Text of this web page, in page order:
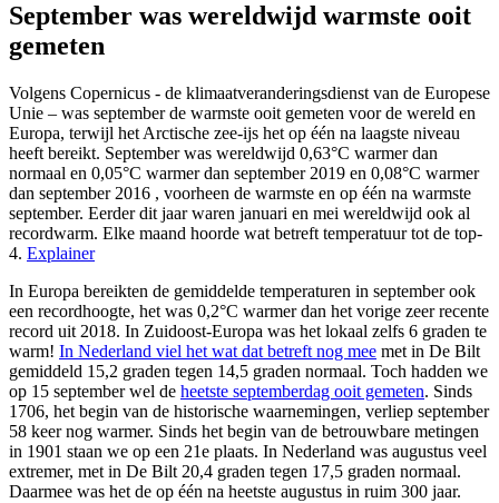
September was wereldwijd warmste ooit
gemeten
Volgens Copernicus - de klimaatveranderingsdienst van de Europese
Unie – was september de warmste ooit gemeten voor de wereld en
Europa, terwijl het Arctische zee-ijs het op één na laagste niveau
heeft bereikt. September was wereldwijd 0,63°C warmer dan
normaal en 0,05°C warmer dan september 2019 en 0,08°C warmer
dan september 2016 , voorheen de warmste en op één na warmste
september. Eerder dit jaar waren januari en mei wereldwijd ook al
recordwarm. Elke maand hoorde wat betreft temperatuur tot de top-
4. Explainer
In Europa bereikten de gemiddelde temperaturen in september ook
een recordhoogte, het was 0,2°C warmer dan het vorige zeer recente
record uit 2018. In Zuidoost-Europa was het lokaal zelfs 6 graden te
warm! In Nederland viel het wat dat betreft nog mee met in De Bilt
gemiddeld 15,2 graden tegen 14,5 graden normaal. Toch hadden we
op 15 september wel de heetste septemberdag ooit gemeten. Sinds
1706, het begin van de historische waarnemingen, verliep september
58 keer nog warmer. Sinds het begin van de betrouwbare metingen
in 1901 staan we op een 21e plaats. In Nederland was augustus veel
extremer, met in De Bilt 20,4 graden tegen 17,5 graden normaal.
Daarmee was het de op één na heetste augustus in ruim 300 jaar.